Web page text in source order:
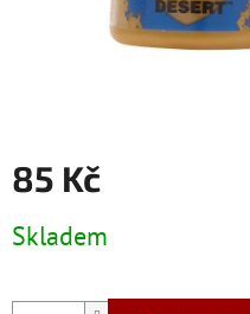
85 Kč
cena:
Skladem